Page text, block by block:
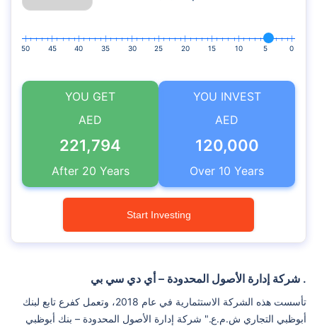
0
5
10
15
20
25
30
35
40
45
50
YOU INVEST
AED
120,000
Over 10 Years
YOU GET
AED
221,794
After 20 Years
Start Investing
. شركة إدارة الأصول المحدودة – أي دي سي بي
تأسست هذه الشركة الاستثمارية في عام 2018، وتعمل كفرع تابع لبنك
أبوظبي التجاري ش.م.ع." شركة إدارة الأصول المحدودة – بنك أبوظبي